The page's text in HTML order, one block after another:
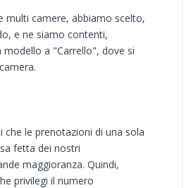
multi camere, abbiamo scelto,
e ne siamo contenti,
modello a "Carrello", dove si
che le prenotazioni di una sola
fetta dei nostri
maggioranza. Quindi,
privilegi il numero